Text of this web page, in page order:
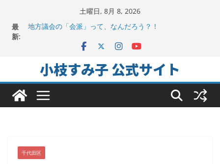
土曜日, 8月 8, 2026
最
新:
地方議会の「会派」って、なんだろう？！
ちよだの声ニュース No,9発信しました！
会」に参加
ヒートアイランド緩和のキーワードは「水と緑と風」
小枝すみ子 公式サイト
千代田区